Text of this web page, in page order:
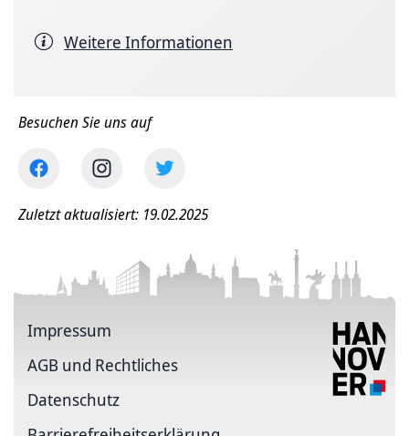
Weitere Informationen
Besuchen Sie uns auf
Zuletzt aktualisiert: 19.02.2025
Impressum
AGB und Rechtliches
Datenschutz